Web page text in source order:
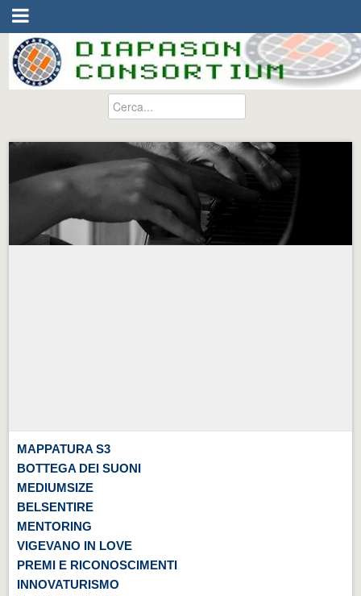
MAPPATURA S3
BOTTEGA DEI SUONI
MEDIUMSIZE
BELSENTIRE
MENTORING
VIGEVANO IN LOVE
PREMI E RICONOSCIMENTI
INNOVATURISMO